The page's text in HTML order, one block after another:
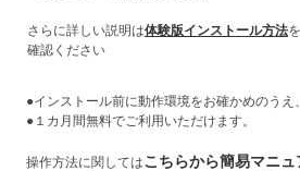
さらに詳しい説明は体験版インストール方法
確認ください
●インストール前に動作環境をお確かめのうえ
●１カ月間無料でご利用いただけます。
操作方法に関してはこちらから簡易マニュ